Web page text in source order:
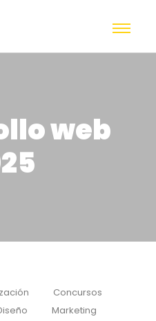
web
Concursos
Marketing